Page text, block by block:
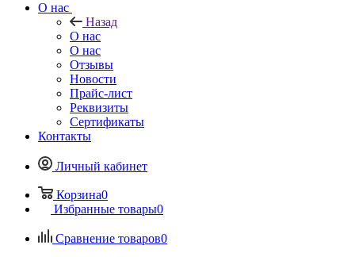
О нас
Назад
О нас
О нас
Отзывы
Новости
Прайс-лист
Реквизиты
Сертификаты
Контакты
Личный кабинет
Корзина0
Избранные товары0
Сравнение товаров0